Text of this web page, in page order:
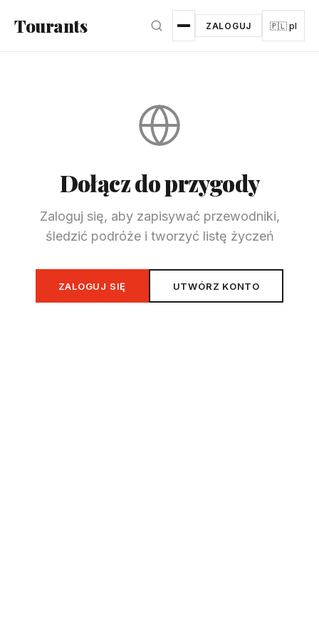
Tourants ZALOGUJ 🇵🇱 pl
Dołącz do przygody
Zaloguj się, aby zapisywać przewodniki,
śledzić podróże i tworzyć listę życzeń
ZALOGUJ SIĘ UTWÓRZ KONTO